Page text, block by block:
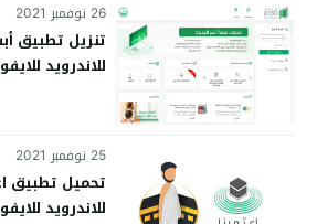
26 نوفمبر 2021
تنزيل تطبيق
للاندرويد للايفون
25 نوفمبر 2021
للاندرويد للايفون